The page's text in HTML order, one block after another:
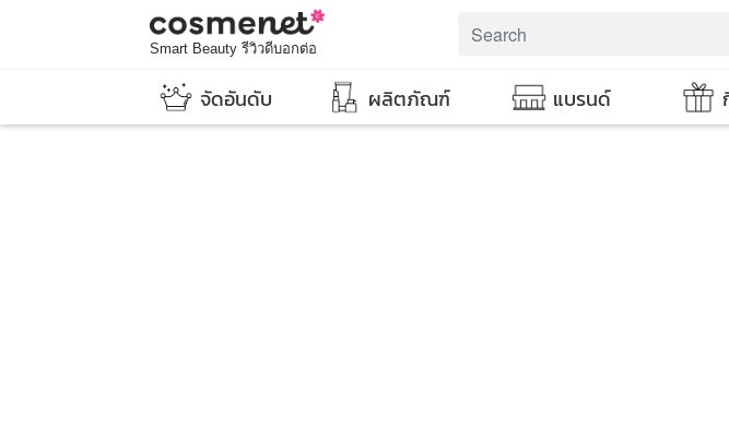
Smart Beauty รีวิวดีบอกต่อ
จัดอันดับ ผลิตภัณฑ์ แบรนด์